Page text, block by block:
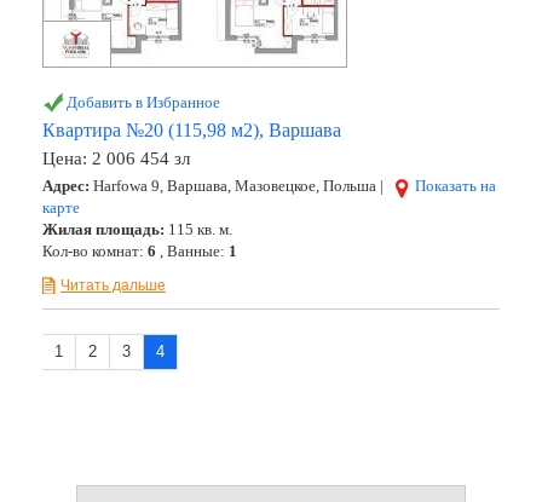
Добавить в Избранное
Квартира №20 (115,98 м2), Варшава
Цена: 2 006 454 зл
Адрес: Harfowa 9, Варшава, Мазовецкое, Польша |
Показать на
карте
Жилая площадь: 115 кв. м.
Кол-во комнат: 6 , Ванные: 1
Читать дальше
1 2 3 4